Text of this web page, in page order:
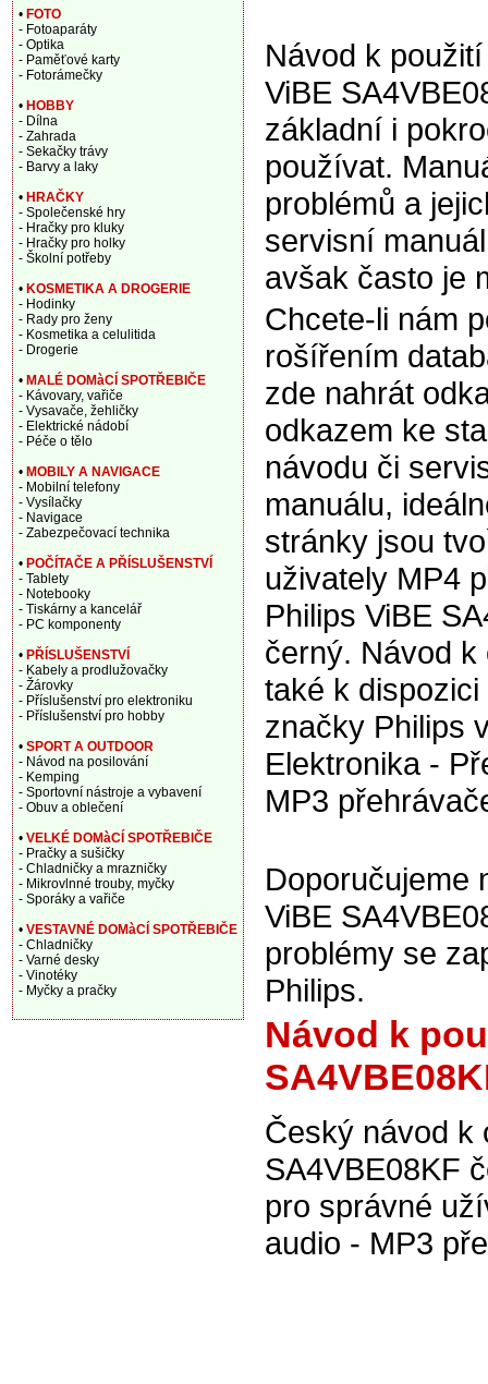
Návod k
ViBE
základní i
používat.
problémů a
servisní
avšak často je
Chcete-li nám
rošířením
zde nahrát
odkazem ke
návodu či
manuálu,
stránky jsou
uživately MP4
Philips ViBE
černý. Návod k
také k
značky Philips
Elektronika -
MP3
Doporučujeme
ViBE
problémy se
Philips.
Návod k
Český návod k
SA4VBE08KF
pro správné
audio - MP3
• FOTO
- Fotoaparáty
- Optika
- Paměťové karty
- Fotorámečky
• HOBBY
- Dílna
- Zahrada
- Sekačky trávy
- Barvy a laky
• HRAČKY
- Společenské hry
- Hračky pro kluky
- Hračky pro holky
- Školní potřeby
• KOSMETIKA A DROGERIE
- Hodinky
- Rady pro ženy
- Kosmetika a celulitida
- Drogerie
• MALÉ DOMàCÍ SPOTŘEBIČE
- Kávovary, vařiče
- Vysavače, žehličky
- Elektrické nádobí
- Péče o tělo
• MOBILY A NAVIGACE
- Mobilní telefony
- Vysílačky
- Navigace
- Zabezpečovací technika
• POČÍTAČE A PŘÍSLUŠENSTVÍ
- Tablety
- Notebooky
- Tiskárny a kancelář
- PC komponenty
• PŘÍSLUŠENSTVÍ
- Kabely a prodlužovačky
- Žárovky
- Příslušenství pro elektroniku
- Příslušenství pro hobby
• SPORT A OUTDOOR
- Návod na posilování
- Kemping
- Sportovní nástroje a vybavení
- Obuv a oblečení
• VELKÉ DOMàCÍ SPOTŘEBIČE
- Pračky a sušičky
- Chladničky a mrazničky
- Mikrovlnné trouby, myčky
- Sporáky a vařiče
• VESTAVNÉ DOMàCÍ SPOTŘEBIČE
- Chladničky
- Varné desky
- Vinotéky
- Myčky a pračky